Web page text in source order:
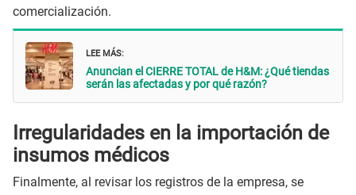
comercialización.
LEE MÁS:
Anuncian el CIERRE TOTAL de H&M: ¿Qué tiendas
serán las afectadas y por qué razón?
Irregularidades en la importación de
insumos médicos
Finalmente, al revisar los registros de la empresa, se